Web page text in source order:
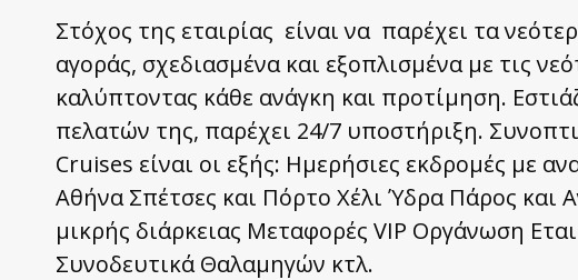
Στόχος της εταιρίας είναι να παρέχει τα
αγοράς, σχεδιασμένα και εξοπλισμένα με τις
καλύπτοντας κάθε ανάγκη και προτίμηση.
πελατών της, παρέχει 24/7 υποστήριξη.
Cruises είναι οι εξής: Ημερήσιες εκδρομές με
Αθήνα Σπέτσες και Πόρτο Χέλι Ύδρα Πάρος και
μικρής διάρκειας Μεταφορές VIP Οργάνωση
Συνοδευτικά Θαλαμηγών κτλ.